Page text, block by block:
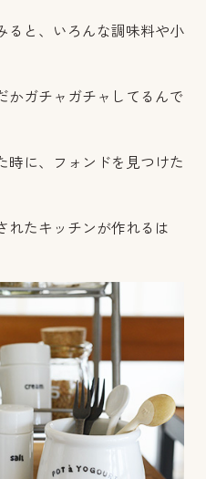
ると、いろんな調味料や小
かガチャガチャしてるんで
時に、フォンドを見つけた
れたキッチンが作れるは